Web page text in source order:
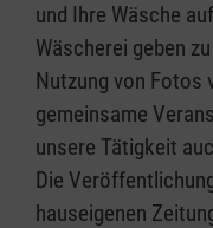
und Ihre Wäsche
Wäscherei geben
Nutzung von Fotos
gemeinsame
unsere Tätigkeit
Die
hauseigenen